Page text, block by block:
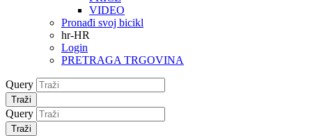
VIDEO
Pronađi svoj bicikl
hr-HR
Login
PRETRAGA TRGOVINA
Query
Traži
Query
Traži